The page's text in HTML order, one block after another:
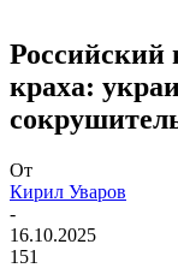
Российский
краха:
От
Кирил Уваров
-
16.10.2025
151